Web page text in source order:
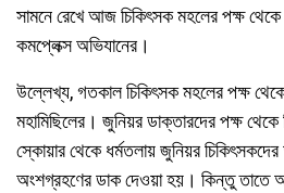
সামনে রেখে আজ চিকিৎসক মহলের পক্ষ
কমপ্লেক্স অভিযানের।
উল্লেখ্য, গতকাল চিকিৎসক মহলের পক্ষ
মহামিছিলের। জুনিয়র ডাক্তারদের পক্ষ
স্কোয়ার থেকে ধর্মতলায় জুনিয়র
অংশগ্রহণের ডাক দেওয়া হয়। কিন্তু তাতে